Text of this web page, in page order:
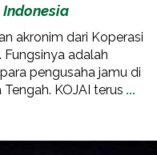
akronim dari Koperasi
Fungsinya adalah
pengusaha jamu di
KOJAI terus ...